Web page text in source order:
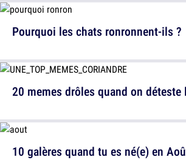
20 memes drôles quand on déteste
Pourquoi les chats ronronnent-ils ?
10 galères quand tu es né(e) en